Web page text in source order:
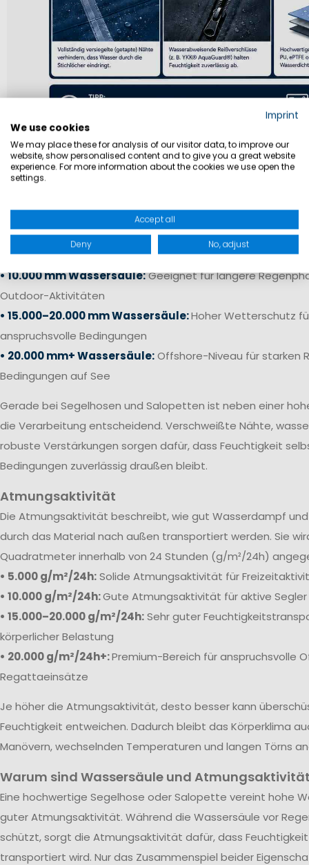
Die Wassersäule gibt an, wie wasserdicht ein Material ist.
bevor Feuchtigkeit eindringt.
• 5.000 mm Wassersäule:Schutz bei leichtem Regen
Schauern
• 10.000 mm Wassersäule:Geeignet für längere
Outdoor-Aktivitäten
• 15.000–20.000 mm Wassersäule:Hoher Wetterschutz
anspruchsvolle Bedingungen
• 20.000 mm+ Wassersäule:Offshore-Niveau für starken
Bedingungen auf See
Gerade bei Segelhosen und Salopetten ist neben einer
die Verarbeitung entscheidend. Verschweißte Nähte,
robuste Verstärkungen sorgen dafür, dass Feuchtigkeit
Bedingungen zuverlässig draußen bleibt.
Atmungsaktivität
Die Atmungsaktivität beschreibt, wie gut Wasserdampf
durch das Material nach außen transportiert werden. Sie
Quadratmeter innerhalb von 24 Stunden (g/m²/24h)
• 5.000 g/m²/24h:Solide Atmungsaktivität für
• 10.000 g/m²/24h:Gute Atmungsaktivität für aktive Segler
• 15.000–20.000 g/m²/24h:Sehr guter
körperlicher Belastung
• 20.000 g/m²/24h+:Premium-Bereich für anspruchsvolle
Regattaeinsätze
Je höher die Atmungsaktivität, desto besser kann
Feuchtigkeit entweichen. Dadurch bleibt das Körperklima
Manövern, wechselnden Temperaturen und langen Törns
Warum sind Wassersäule und
Eine hochwertige Segelhose oder Salopette vereint hohe
guter Atmungsaktivität. Während die Wassersäule vor
schützt, sorgt die Atmungsaktivität dafür, dass
transportiert wird. Nur das Zusammenspiel beider
Imprint
We use cookies
We may place these for analysis of our visitor data, to improve our
website, show personalised content and to give you a great website
experience. For more information about the cookies we use open the
settings.
Accept all
Deny No, adjust